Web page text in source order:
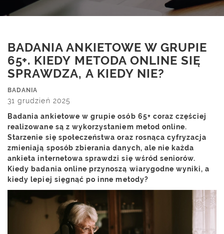
BADANIA ANKIETOWE W GRUPIE
65+. KIEDY METODA ONLINE SIĘ
SPRAWDZA, A KIEDY NIE?
BADANIA
31 grudzień 2025
Badania ankietowe w grupie osób 65+ coraz częściej
realizowane są z wykorzystaniem metod online.
Starzenie się społeczeństwa oraz rosnąca cyfryzacja
zmieniają sposób zbierania danych, ale nie każda
ankieta internetowa sprawdzi się wśród seniorów.
Kiedy badania online przynoszą wiarygodne wyniki, a
kiedy lepiej sięgnąć po inne metody?